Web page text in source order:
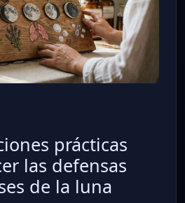
prácticas
las defensas
de la luna